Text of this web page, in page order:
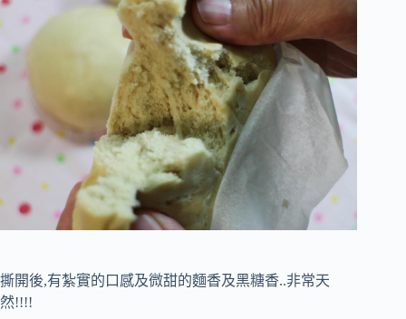
撕開後,有紮實的口感及微甜的麵香及黑糖香..非常天
然!!!!